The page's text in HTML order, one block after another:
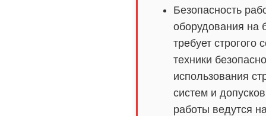
Безопасность
оборудования на
требует строгого
техники
использования
систем и
работы ведутся